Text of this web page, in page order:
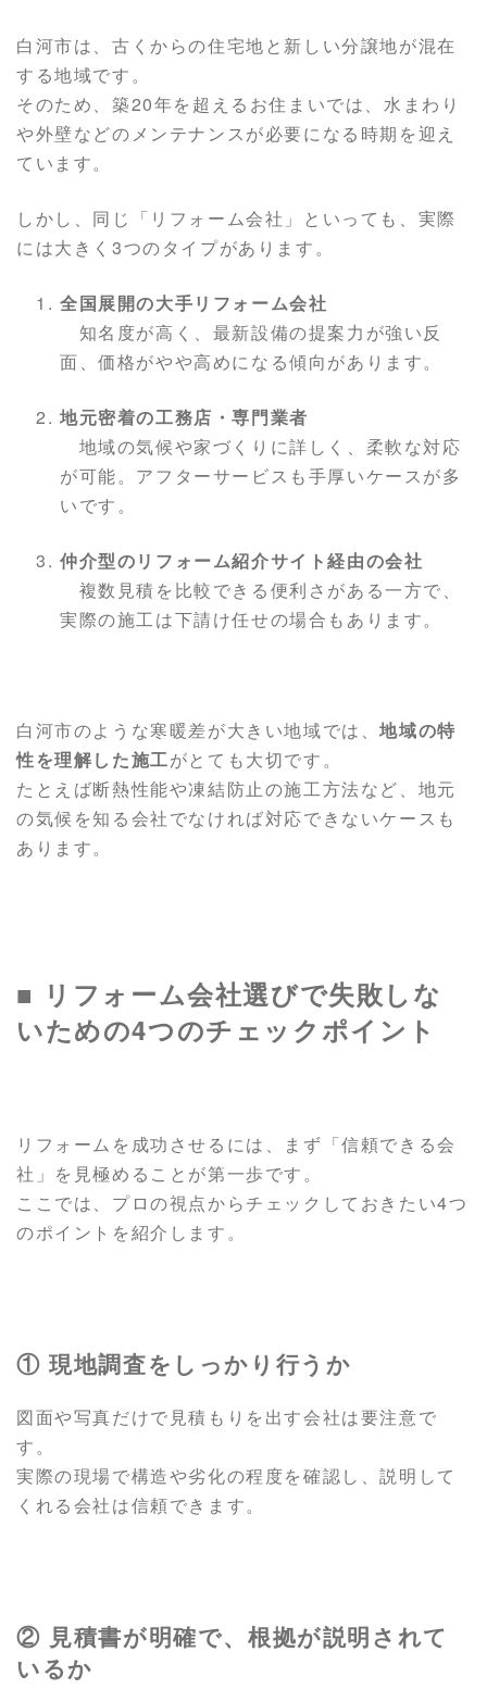
白河市は、古くからの住宅地と新しい分譲地が混在
する地域です。
そのため、築20年を超えるお住まいでは、水まわり
や外壁などのメンテナンスが必要になる時期を迎え
ています。
しかし、同じ「リフォーム会社」といっても、実際
には大きく3つのタイプがあります。
全国展開の大手リフォーム会社
知名度が高く、最新設備の提案力が強い反
面、価格がやや高めになる傾向があります。
地元密着の工務店・専門業者
地域の気候や家づくりに詳しく、柔軟な対応
が可能。アフターサービスも手厚いケースが多
いです。
仲介型のリフォーム紹介サイト経由の会社
複数見積を比較できる便利さがある一方で、
実際の施工は下請け任せの場合もあります。
白河市のような寒暖差が大きい地域では、地域の特
性を理解した施工がとても大切です。
たとえば断熱性能や凍結防止の施工方法など、地元
の気候を知る会社でなければ対応できないケースも
あります。
■ リフォーム会社選びで失敗しな
いための4つのチェックポイント
リフォームを成功させるには、まず「信頼できる会
社」を見極めることが第一歩です。
ここでは、プロの視点からチェックしておきたい4つ
のポイントを紹介します。
① 現地調査をしっかり行うか
図面や写真だけで見積もりを出す会社は要注意で
す。
実際の現場で構造や劣化の程度を確認し、説明して
くれる会社は信頼できます。
② 見積書が明確で、根拠が説明されて
いるか